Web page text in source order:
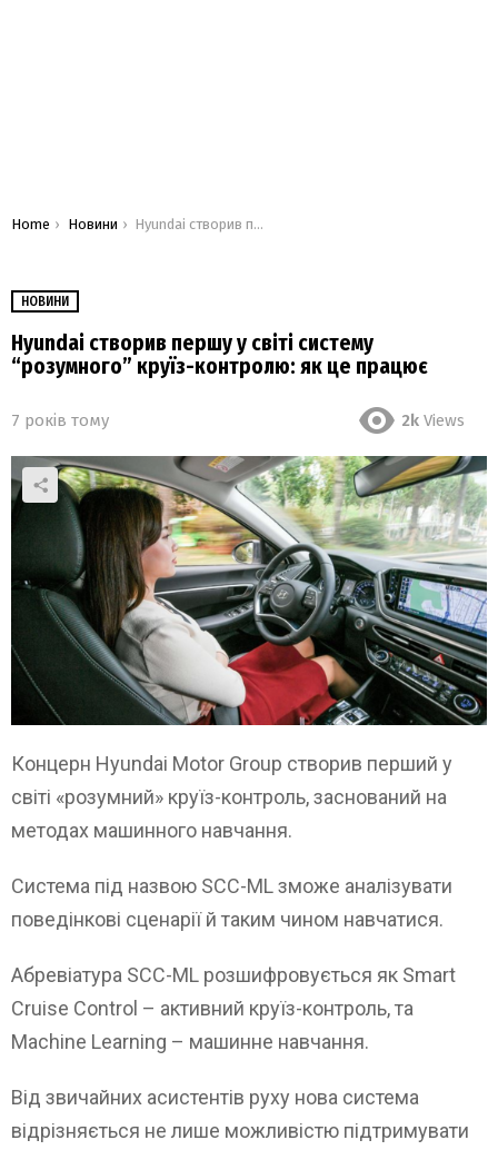
You are here:
Home Новини Hyundai створив першу у світі систему “розумного” круїз-контролю: як це працює
НОВИНИ
Hyundai створив першу у світі систему
“розумного” круїз-контролю: як це працює
7 років тому 2k Views
Концерн Hyundai Motor Group створив перший у
світі «розумний» круїз-контроль, заснований на
методах машинного навчання.
Система під назвою SCC-ML зможе аналізувати
поведінкові сценарії й таким чином навчатися.
Абревіатура SCC-ML розшифровується як Smart
Cruise Control – активний круїз-контроль, та
Machine Learning – машинне навчання.
Від звичайних асистентів руху нова система
відрізняється не лише можливістю підтримувати